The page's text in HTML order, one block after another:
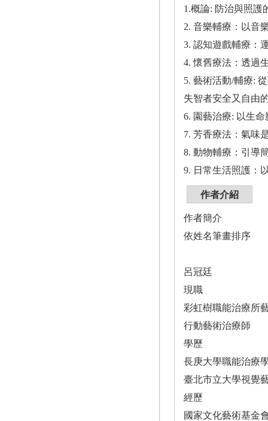
1.概論: 防治與照護
2. 音樂輔療：以音
3. 認知遊戲輔療：
4. 懷舊療法：透過
5. 藝術活動/輔療:
失智者安全又自由
6. 園藝治療: 以生
7. 芳香療法：氣味
8. 動物輔療：引導
9. 日常生活照護：
作者介紹
作者簡介
依姓名筆畫排序
呂冠廷
現職
彩虹樹職能治療所
行動藝術治療師
學歷
長庚大學職能治療
臺北市立大學視覺
經歷
國家文化藝術基金